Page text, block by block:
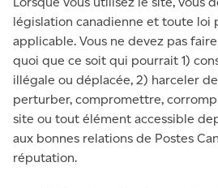
législation canadienne et toute loi
applicable. Vous ne devez pas
quoi que ce soit qui pourrait 1)
illégale ou déplacée, 2) harceler
perturber, compromettre,
site ou tout élément accessible
aux bonnes relations de Postes
réputation.